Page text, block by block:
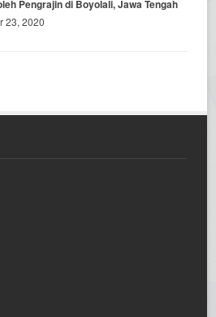
Pengrajin di Boyolali, Jawa Tengah
23, 2020